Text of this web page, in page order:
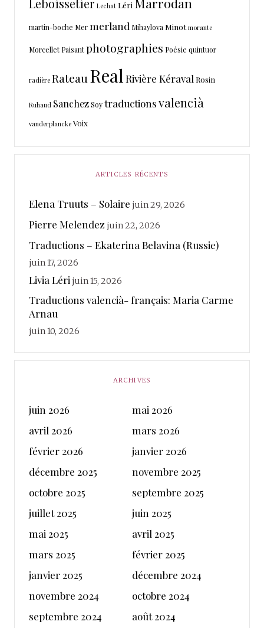
Leboissetier Lechat Léri
martin-boche Mermerland Mihaylova Minot morante
Morcellet Paisantphotographies Poésie quintuor
radière Rateau Real Rivière Kéraval Rosin
Ruhaud SanchezSoytraductionsvalencià
vanderplancke Voix
ARTICLES RÉCENTS
Elena Truuts – Solaire juin 29, 2026
Pierre Melendez juin 22, 2026
Traductions – Ekaterina Belavina (Russie)
juin 17, 2026
Livia Léri juin 15, 2026
Traductions valencià- français: Maria Carme
Arnau
juin 10, 2026
ARCHIVES
juin 2026
mai 2026
avril 2026
mars 2026
février 2026
janvier 2026
décembre 2025
novembre 2025
octobre 2025
septembre 2025
juillet 2025
juin 2025
mai 2025
avril 2025
mars 2025
février 2025
janvier 2025
décembre 2024
novembre 2024
octobre 2024
septembre 2024
août 2024